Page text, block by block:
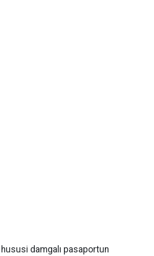
hususi damgalı pasaportun